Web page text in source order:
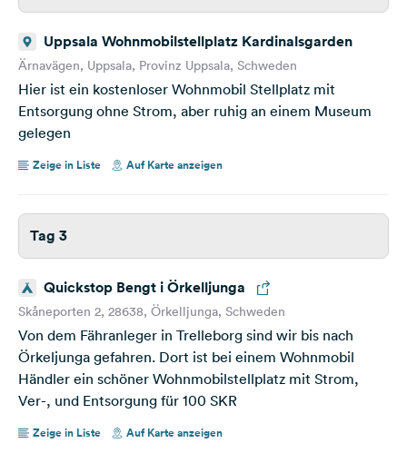
Uppsala Wohnmobilstellplatz Kardinalsgarden
Ärnavägen, Uppsala, Provinz Uppsala, Schweden
Hier ist ein kostenloser Wohnmobil Stellplatz mit
Entsorgung ohne Strom, aber ruhig an einem Museum
gelegen
Zeige in Liste Auf Karte anzeigen
Tag 3
Quickstop Bengt i Örkelljunga
Skåneporten 2, 28638, Örkelljunga, Schweden
Von dem Fähranleger in Trelleborg sind wir bis nach
Örkeljunga gefahren. Dort ist bei einem Wohnmobil
Händler ein schöner Wohnmobilstellplatz mit Strom,
Ver-, und Entsorgung für 100 SKR
Zeige in Liste Auf Karte anzeigen